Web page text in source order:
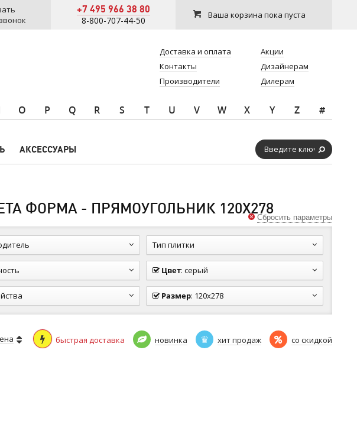
+7 495 966 38 80
8-800-707-44-50 Ваша корзина пока пуста
Доставка и оплата
Контакты
Производители
Акции
Дизайнерам
Дилерам
O P Q R S T U V W X Y Z #
АКСЕССУАРЫ
ФОРМА - ПРЯМОУГОЛЬНИК 120Х278
Тип плитки
Цвет: серый
Размер: 120x278
Сбросить параметры
быстрая доставка новинка хит продаж со скидкой